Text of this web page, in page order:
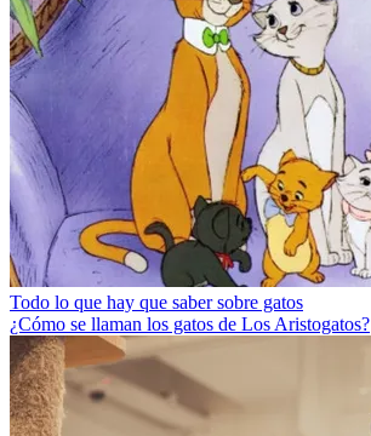
Todo lo que hay que saber sobre gatos
¿Cómo se llaman los gatos de Los Aristogatos?